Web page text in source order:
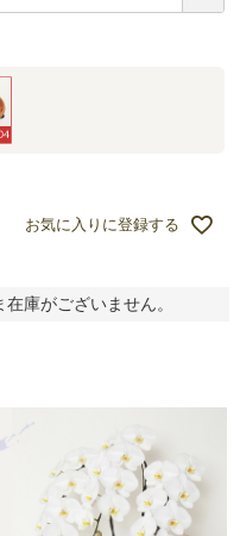
お気に入りに登録する
庫がございません。